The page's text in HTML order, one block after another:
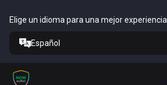
Elige un idioma para una mejor experiencia
Español